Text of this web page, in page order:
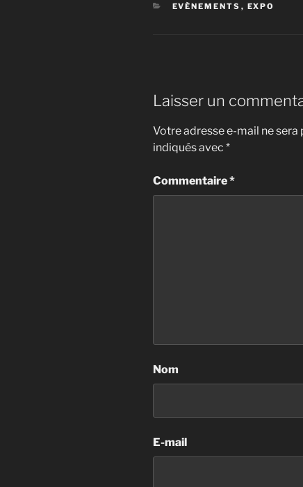
CATÉGORIES
EVÈNEMENTS , EXPO
Laisser un
Votre adresse e-mail ne sera
indiqués avec *
Commentaire*
Nom
E-mail